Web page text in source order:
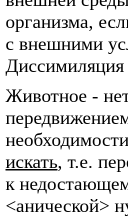
организма,
с внешними
Диссимиляция
Животное -
искать, т.е.
к
<анической>